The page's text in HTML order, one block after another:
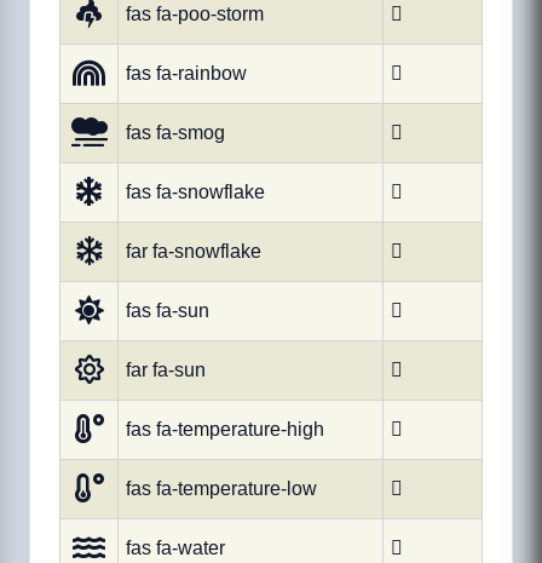
fas fa-poo-storm 
fas fa-rainbow 
fas fa-smog 
fas fa-snowflake 
far fa-snowflake 
fas fa-sun 
far fa-sun 
fas fa-temperature-high 
fas fa-temperature-low 
fas fa-water 